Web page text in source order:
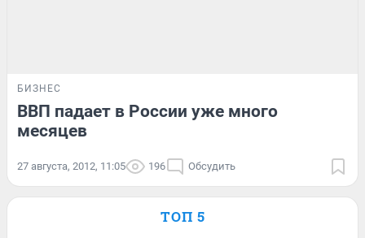
БИЗНЕС
ВВП падает в России уже много
месяцев
27 августа, 2012, 11:05 196 Обсудить
ТОП 5